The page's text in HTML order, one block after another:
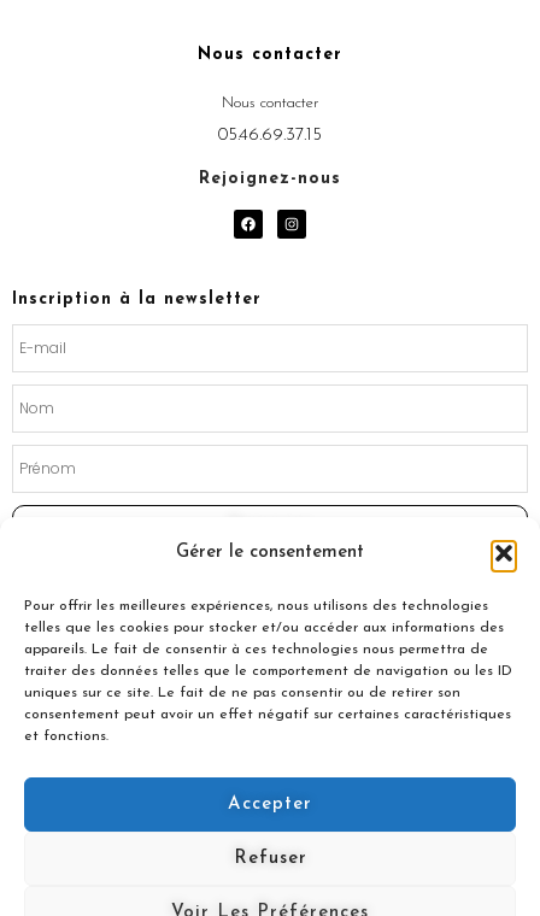
Gérer le consentement
Pour offrir les meilleures expériences, nous utilisons des technologies
telles que les cookies pour stocker et/ou accéder aux informations des
appareils. Le fait de consentir à ces technologies nous permettra de
traiter des données telles que le comportement de navigation ou les ID
uniques sur ce site. Le fait de ne pas consentir ou de retirer son
consentement peut avoir un effet négatif sur certaines caractéristiques
et fonctions.
Accepter
Refuser
Voir Les Préférences
Nous contacter
Nous contacter
05.46.69.37.15
Rejoignez-nous
F
a
o
I
n
Inscription à la newsletter
Avec le soutien de :